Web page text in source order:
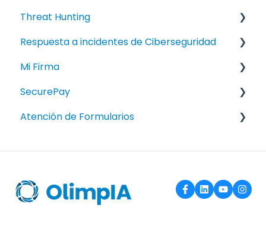
How To
Knowledge Error
Manual
FAQ
Threat Hunting
FAQ
Respuesta a incidentes de Ciberseguridad
FAQ
Mi Firma
Manuales
SecurePay
Manuales
Atención de Formularios
Capacitación y Toma de Conciencia